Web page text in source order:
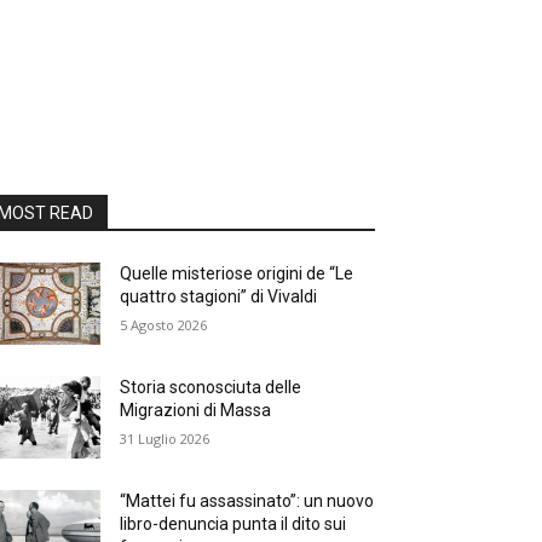
READ
Quelle misteriose origini de “Le
quattro stagioni” di Vivaldi
5 Agosto 2026
Storia sconosciuta delle
Migrazioni di Massa
31 Luglio 2026
“Mattei fu assassinato”: un nuovo
libro-denuncia punta il dito sui